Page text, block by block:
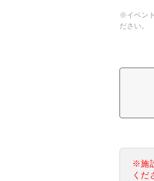
※イベン
ださい。
※施
くだ